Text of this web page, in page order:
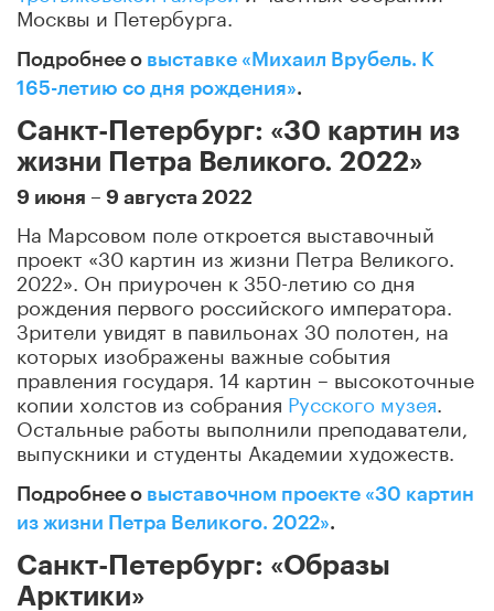
Москвы и Петербурга.
Подробнее о выставке «Михаил Врубель. К
165-летию со дня рождения».
Санкт-Петербург: «30 картин из
жизни Петра Великого. 2022»
9 июня – 9 августа 2022
На Марсовом поле откроется выставочный
проект «30 картин из жизни Петра Великого.
2022». Он приурочен к 350-летию со дня
рождения первого российского императора.
Зрители увидят в павильонах 30 полотен, на
которых изображены важные события
правления государя. 14 картин – высокоточные
копии холстов из собрания Русского музея
Остальные работы выполнили преподаватели,
выпускники и студенты Академии художеств.
Подробнее о выставочном проекте «30 картин
из жизни Петра Великого. 2022».
Санкт-Петербург: «Образы
Арктики»